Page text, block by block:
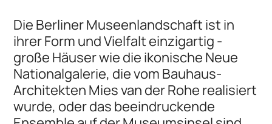
Die Berliner Museenlandschaft ist in
ihrer Form und Vielfalt einzigartig -
große Häuser wie die ikonische Neue
Nationalgalerie, die vom Bauhaus-
Architekten Mies van der Rohe realisiert
wurde, oder das beeindruckende